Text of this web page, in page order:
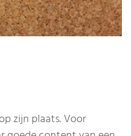
zijn plaats. Voor